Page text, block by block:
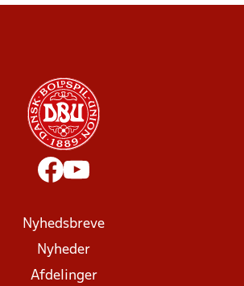
Nyhedsbreve
Nyheder
Afdelinger